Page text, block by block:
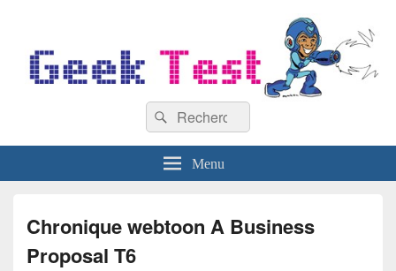
Recherche :
Rechercher
Menu
Chronique webtoon A Business
Proposal T6